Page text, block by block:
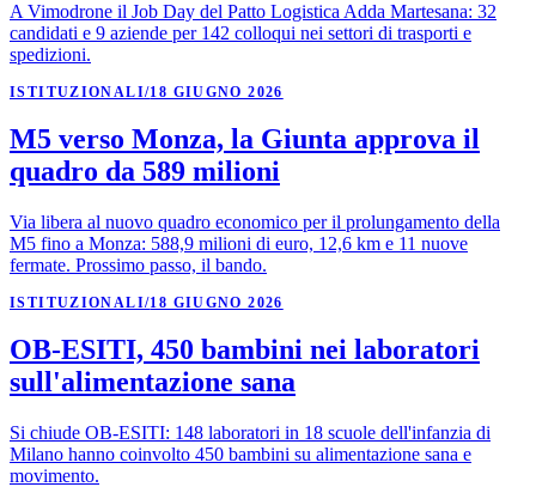
A Vimodrone il Job Day del Patto Logistica Adda Martesana: 32
candidati e 9 aziende per 142 colloqui nei settori di trasporti e
spedizioni.
ISTITUZIONALI/18 GIUGNO 2026
M5 verso Monza, la Giunta approva il
quadro da 589 milioni
Via libera al nuovo quadro economico per il prolungamento della
M5 fino a Monza: 588,9 milioni di euro, 12,6 km e 11 nuove
fermate. Prossimo passo, il bando.
ISTITUZIONALI/18 GIUGNO 2026
OB-ESITI, 450 bambini nei laboratori
sull'alimentazione sana
Si chiude OB-ESITI: 148 laboratori in 18 scuole dell'infanzia di
Milano hanno coinvolto 450 bambini su alimentazione sana e
movimento.